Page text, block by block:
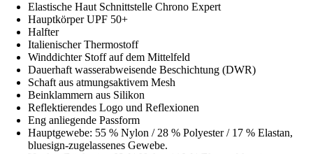
Elastische Haut Schnittstelle Chrono Expert
Hauptkörper UPF 50+
Halfter
Italienischer Thermostoff
Winddichter Stoff auf dem Mittelfeld
Dauerhaft wasserabweisende Beschichtung (DWR)
Schaft aus atmungsaktivem Mesh
Beinklammern aus Silikon
Reflektierendes Logo und Reflexionen
Eng anliegende Passform
Hauptgewebe: 55 % Nylon / 28 % Polyester / 17 % Elastan,
bluesign-zugelassenes Gewebe.